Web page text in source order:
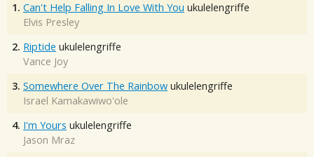
1. Can't Help Falling In Love With You ukulelengriffe
Elvis Presley
2. Riptide ukulelengriffe
Vance Joy
3. Somewhere Over The Rainbow ukulelengriffe
Israel Kamakawiwo'ole
4. I'm Yours ukulelengriffe
Jason Mraz